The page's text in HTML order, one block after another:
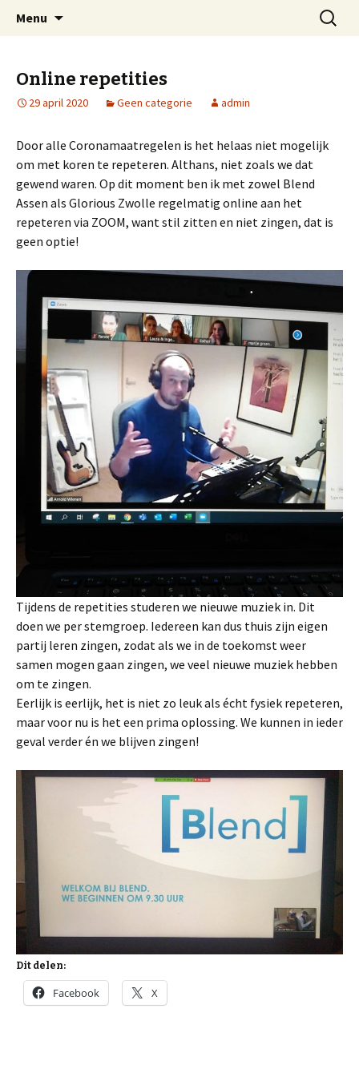
Arnold Wienen
Welkom op mijn website
Menu
Zoeken
naar:
Online repetities
29 april 2020 Geen categorie admin
Door alle Coronamaatregelen is het helaas niet mogelijk
om met koren te repeteren. Althans, niet zoals we dat
gewend waren. Op dit moment ben ik met zowel Blend
Assen als Glorious Zwolle regelmatig online aan het
repeteren via ZOOM, want stil zitten en niet zingen, dat is
geen optie!
Tijdens de repetities studeren we nieuwe muziek in. Dit
doen we per stemgroep. Iedereen kan dus thuis zijn eigen
partij leren zingen, zodat als we in de toekomst weer
samen mogen gaan zingen, we veel nieuwe muziek hebben
om te zingen.
Eerlijk is eerlijk, het is niet zo leuk als écht fysiek repeteren,
maar voor nu is het een prima oplossing. We kunnen in ieder
geval verder én we blijven zingen!
Dit delen:
Facebook X